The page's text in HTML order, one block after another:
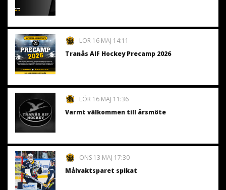
LÖR 16 MAJ 14:11
Tranås AIF Hockey Precamp 2026
LÖR 16 MAJ 11:36
Varmt välkommen till årsmöte
ONS 13 MAJ 17:30
Målvaktsparet spikat